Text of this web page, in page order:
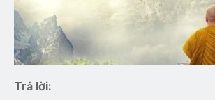
Trả lời: